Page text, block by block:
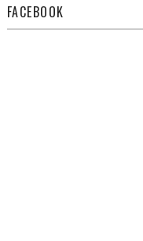
FACEBOOK